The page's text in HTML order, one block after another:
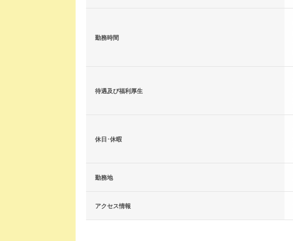
勤務時間
待遇及び福利厚生
休日･休暇
勤務地
アクセス情報